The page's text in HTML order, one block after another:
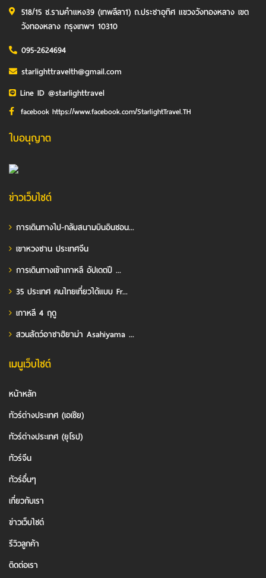
518/15 ซ.รามคำแหง39 (เทพลีลา1) ถ.ประชาอุทิศ แขวงวังทองหลาง เขต
วังทองหลาง กรุงเทพฯ 10310
095-2624694
starlighttravelth@gmail.com
Line ID @starlighttravel
facebook https://www.facebook.com/StarlightTravel.TH
ใบอนุญาต
ข่าวเว็บไซต์
การเดินทางไป-กลับสนามบินอินชอน...
เขาหวงซาน ประเทศจีน
การเดินทางเข้าเกาหลี อัปเดตปี ...
35 ประเทศ คนไทยเที่ยวได้แบบ Fr...
เกาหลี 4 ฤดู
สวนสัตว์อาซาฮิยาม่า Asahiyama ...
เมนูเว็บไซต์
หน้าหลัก
ทัวร์ต่างประเทศ (เอเชีย)
ทัวร์ต่างประเทศ (ยุโรป)
ทัวร์จีน
ทัวร์อื่นๆ
เกี่ยวกับเรา
ข่าวเว็บไซต์
รีวิวลูกค้า
ติดต่อเรา